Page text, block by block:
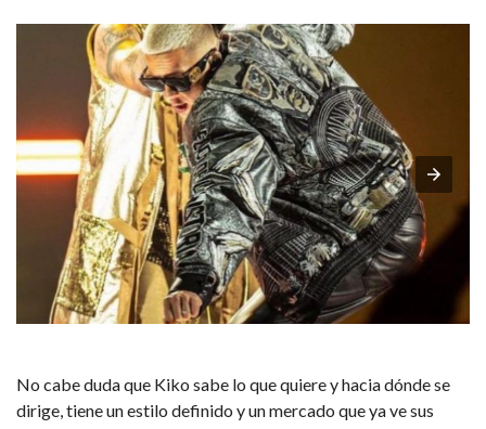
No cabe duda que Kiko sabe lo que quiere y hacia dónde se
dirige, tiene un estilo definido y un mercado que ya ve sus